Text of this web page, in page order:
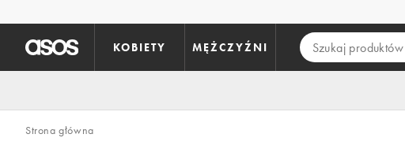
KOBIETY MĘŻCZYŹNI
Strona główna